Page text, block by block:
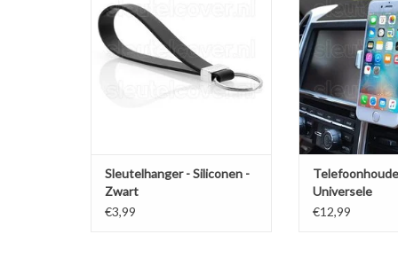
TOEVOEGEN AAN WINKELWAGEN
Sleutelhanger - Siliconen -
Zwart
€3,99
in de
TOEVOEGEN AAN
Universele
ventilatiehouder
€12,99